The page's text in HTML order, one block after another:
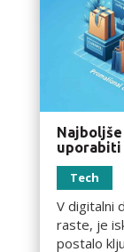
uporabiti
Tech
V digitalni
raste, je
postalo